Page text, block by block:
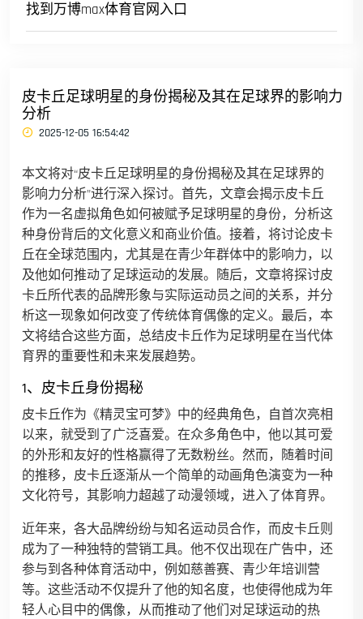
找到万博max体育官网入口
皮卡丘足球明星的身份揭秘及其在足球界的影响力
分析
2025-12-05 16:54:42
本文将对“皮卡丘足球明星的身份揭秘及其在足球界的
影响力分析”进行深入探讨。首先，文章会揭示皮卡丘
作为一名虚拟角色如何被赋予足球明星的身份，分析这
种身份背后的文化意义和商业价值。接着，将讨论皮卡
丘在全球范围内，尤其是在青少年群体中的影响力，以
及他如何推动了足球运动的发展。随后，文章将探讨皮
卡丘所代表的品牌形象与实际运动员之间的关系，并分
析这一现象如何改变了传统体育偶像的定义。最后，本
文将结合这些方面，总结皮卡丘作为足球明星在当代体
育界的重要性和未来发展趋势。
1、皮卡丘身份揭秘
皮卡丘作为《精灵宝可梦》中的经典角色，自首次亮相
以来，就受到了广泛喜爱。在众多角色中，他以其可爱
的外形和友好的性格赢得了无数粉丝。然而，随着时间
的推移，皮卡丘逐渐从一个简单的动画角色演变为一种
文化符号，其影响力超越了动漫领域，进入了体育界。
近年来，各大品牌纷纷与知名运动员合作，而皮卡丘则
成为了一种独特的营销工具。他不仅出现在广告中，还
参与到各种体育活动中，例如慈善赛、青少年培训营
等。这些活动不仅提升了他的知名度，也使得他成为年
轻人心目中的偶像，从而推动了他们对足球运动的热